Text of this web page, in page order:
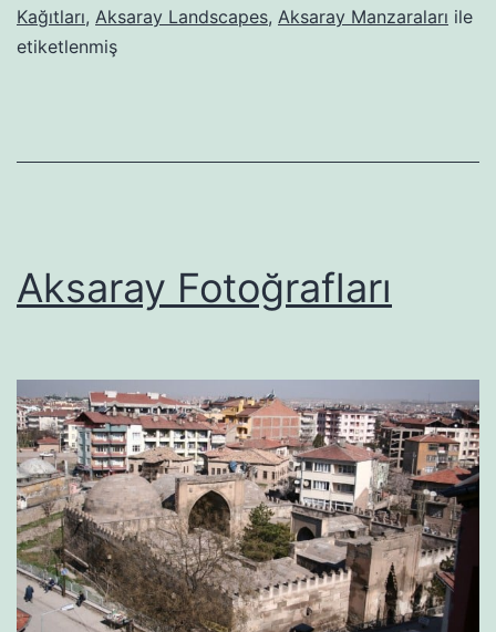
Kağıtları, Aksaray Landscapes, Aksaray Manzaraları ile
etiketlenmiş
Aksaray Fotoğrafları